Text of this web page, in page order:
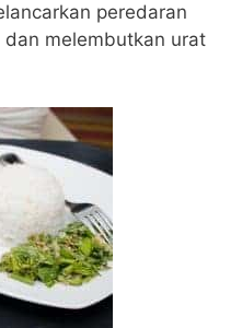
peredaran
melembutkan urat